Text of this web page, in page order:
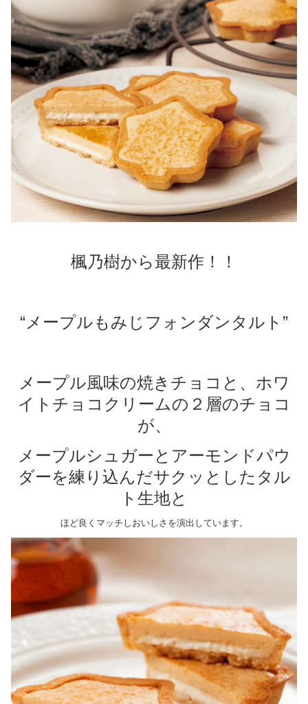
楓乃樹から最新作！！
“メープルもみじフォンダンタルト”
メープル風味の焼きチョコと、ホワ
イトチョコクリームの２層のチョコ
が、
メープルシュガーとアーモンドパウ
ダーを練り込んだサクッとしたタル
ト生地と
ほど良くマッチしおいしさを演出しています。